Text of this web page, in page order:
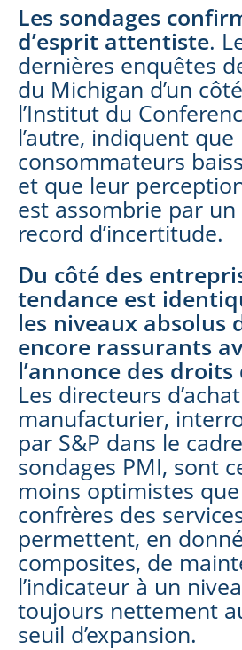
Les sondages
d’esprit attentiste.
dernières enquêtes
du Michigan d’un
l’Institut du
l’autre, indiquent
consommateurs
et que leur
est assombrie par un
record d’incertitude.
Du côté des
tendance est
les niveaux absolus
encore rassurants
l’annonce des
Les directeurs
manufacturier,
par S&P dans le
sondages PMI, sont
moins optimistes
confrères des
permettent, en
composites, de
l’indicateur à un
toujours nettement
seuil d’expansion.